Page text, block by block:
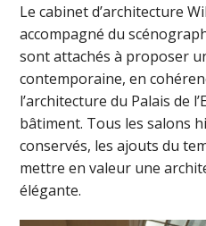
Le cabinet d’architecture
accompagné du
sont attachés à proposer
contemporaine, en
l’architecture du Palais de
bâtiment. Tous les salons
conservés, les ajouts du
mettre en valeur une
élégante.